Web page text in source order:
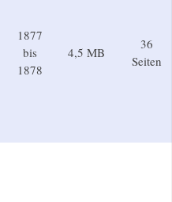
1877
bis
1878
4,5 MB
36
Seiten